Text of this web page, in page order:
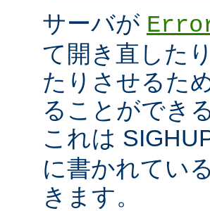
サーバが
て開き直した
たりさせるた
ることができ
これは
に書かれてい
きます。